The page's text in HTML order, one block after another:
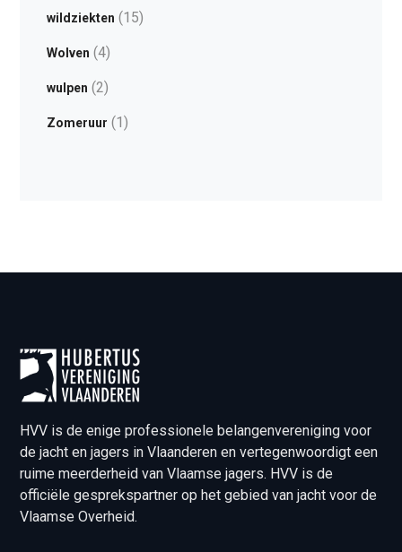
wildziekten (15)
Wolven (4)
wulpen (2)
Zomeruur (1)
HVV is de enige professionele belangenvereniging voor
de jacht en jagers in Vlaanderen en vertegenwoordigt een
ruime meerderheid van Vlaamse jagers. HVV is de
officiële gesprekspartner op het gebied van jacht voor de
Vlaamse Overheid.